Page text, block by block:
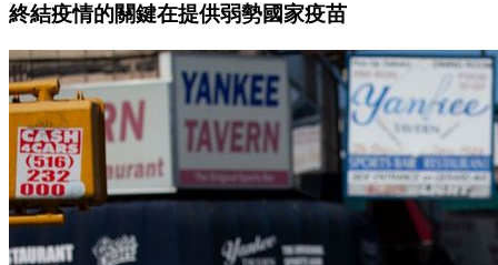
終結疫情的關鍵在提供弱勢國家疫苗